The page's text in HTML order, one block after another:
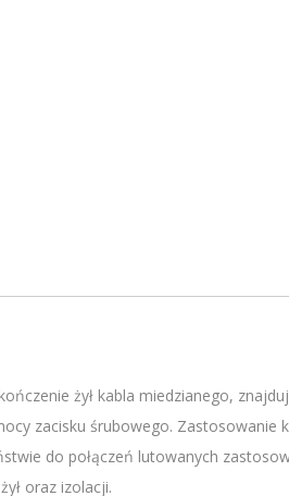
żył kabla miedzianego,
zacisku śrubowego. Zastosowanie
do połączeń lutowanych
oraz izolacji.